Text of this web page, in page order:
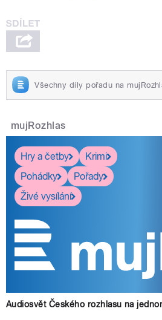
Všechny díly pořadu na
mujRozhlas
Hry a četby
Krimi
Pohádky
Pořady
Živé vysílání
Audiosvět Českého rozhlasu na